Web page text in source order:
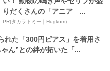
りだくさんの「アニア ...
PR(タカラトミー｜Hugkum)
た「300円ピアス」を着用さ
ん”との絆が拓いた「...